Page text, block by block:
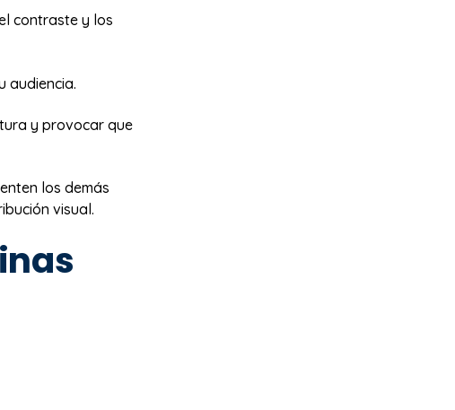
contraste y los
audiencia.
y provocar que
los demás
visual.